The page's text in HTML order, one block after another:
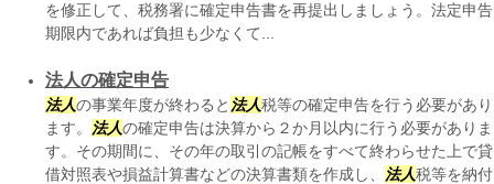
を修正して、税務署に確定申告書を再提出しましょう。法定申告
期限内であれば負担も少なくて...
法人の確定申告
法人の事業年度が終わると 法人税等の確定申告を行う必要があり
ます。
法人の確定申告は決算から２か月以内に行う必要がありま
す。その期間に、その年の取引の記帳をすべて終わらせた上で貸
借対照表や損益計算書などの決算書類を作成し、
法人税等を納付